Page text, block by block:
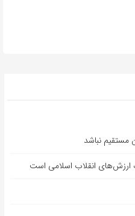
مستقیم نباشد
ارزش‌های انقلاب اسلامی است